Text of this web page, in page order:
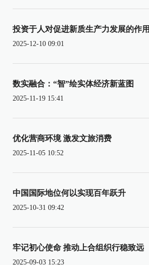
投资于人对促进新质生产力发展的作用
2025-12-10 09:01
数实融合：“智”绘实体经济新蓝图
2025-11-19 15:41
优化营商环境 激发文旅消费
2025-11-05 10:52
中国国际地位何以实现百年跃升
2025-10-31 09:42
牢记初心使命 推动上合组织行稳致远
2025-09-03 15:23